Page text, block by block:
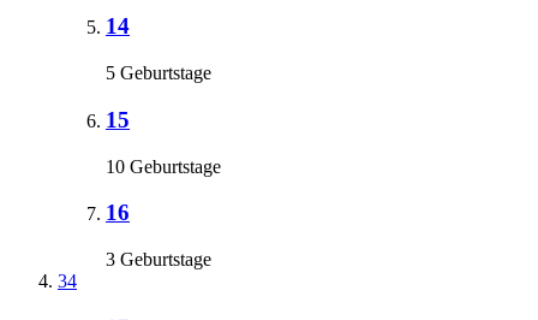
14
5 Geburtstage
15
10 Geburtstage
16
3 Geburtstage
34